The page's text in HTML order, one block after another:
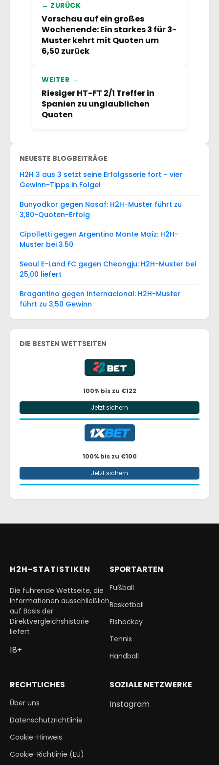
← ZURÜCK
Vorschau auf ein großes
Wochenende: Ein starkes 3 für 3-
Muster kehrt mit Quoten um
6,50 zurück
WEITER →
Riesiger HT-FT 2/1 Treffer in
Spanien zu unglaublichen
Quoten
NEUESTE BLOGBEITRÄGE
H2H 3 aus 3 setzt seine Erfolgsserie fort – vier
Gewinn-Tipps in Folge!
Bunyodkor gegen Nasaf: H2H-Muster führt zu
3,80-Quoten-Erfolg
Cipolletti gegen Argentino Monte Maíz: H2H-
Muster bei 3.50
Seoul E-Land FC gegen Cheongju: H2H-Muster bei
25,00 liefert
Bragantino gegen Internacional: H2H-Muster
führt zu 3,50 Gewinn
DIE BESTEN WETTSEITEN
100% bis zu €122
Jetzt sichern
100% bis zu €100
Jetzt sichern
H2H-STATISTIKEN
Die führende Wettseite, die
Informationen ausschließlich
auf Basis der
Direktvergleichshistorie
liefert
18+
SPORTARTEN
Fußball
Basketball
Eishockey
Tennis
Handball
RECHTLICHES
Über uns
Datenschutzrichtlinie
Cookie-Hinweis
Cookie-Richtlinie (EU)
SOZIALE NETZWERKE
Instagram